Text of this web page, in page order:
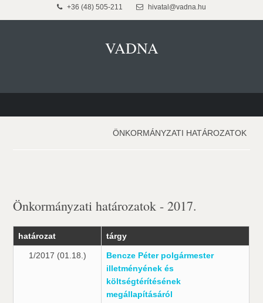
+36 (48) 505-211 hivatal@vadna.hu
VADNA
ÖNKORMÁNYZATI HATÁROZATOK
Önkormányzati határozatok - 2017.
határozat tárgy
1/2017 (01.18.)
Bencze Péter polgármester
illetményének és
költségtérítésének
megállapításáról